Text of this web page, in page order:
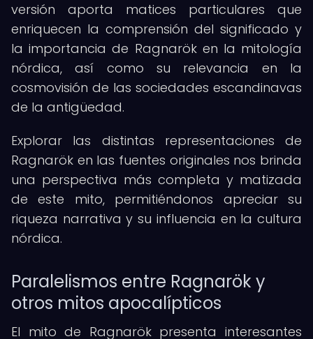
versión aporta matices particulares que
enriquecen la comprensión del significado y
la importancia de Ragnarök en la mitología
nórdica, así como su relevancia en la
cosmovisión de las sociedades escandinavas
de la antigüedad.
Explorar las distintas representaciones de
Ragnarök en las fuentes originales nos brinda
una perspectiva más completa y matizada
de este mito, permitiéndonos apreciar su
riqueza narrativa y su influencia en la cultura
nórdica.
Paralelismos entre Ragnarök y
otros mitos apocalípticos
El mito de Ragnarök presenta interesantes